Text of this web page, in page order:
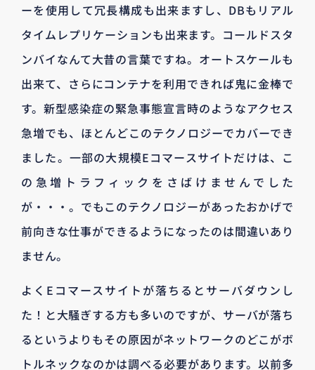
ーを使用して冗長構成も出来ますし、DBもリアル
タイムレプリケーションも出来ます。コールドスタ
ンバイなんて大昔の言葉ですね。オートスケールも
出来て、さらにコンテナを利用できれば鬼に金棒で
す。新型感染症の緊急事態宣言時のようなアクセス
急増でも、ほとんどこのテクノロジーでカバーでき
ました。一部の大規模Eコマースサイトだけは、こ
の急増トラフィックをさばけませんでした
が・・・。でもこのテクノロジーがあったおかげで
前向きな仕事ができるようになったのは間違いあり
ません。
よくEコマースサイトが落ちるとサーバダウンし
た！と大騒ぎする方も多いのですが、サーバが落ち
るというよりもその原因がネットワークのどこがボ
トルネックなのかは調べる必要があります。以前多